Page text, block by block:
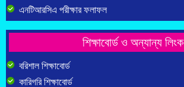
এনটিআরসিএ পরীক্ষার ফলাফল
শিক্ষাবোর্ড ও অন্যান্য লিংক
বরিশাল শিক্ষাবোর্ড
কারিগরি শিক্ষাবোর্ড